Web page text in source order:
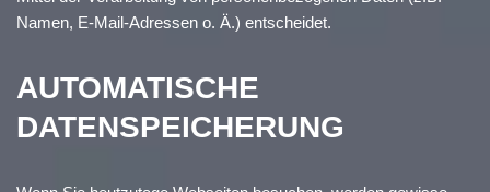
Namen, E-Mail-Adressen o. Ä.) entscheidet.
AUTOMATISCHE
DATENSPEICHERUNG